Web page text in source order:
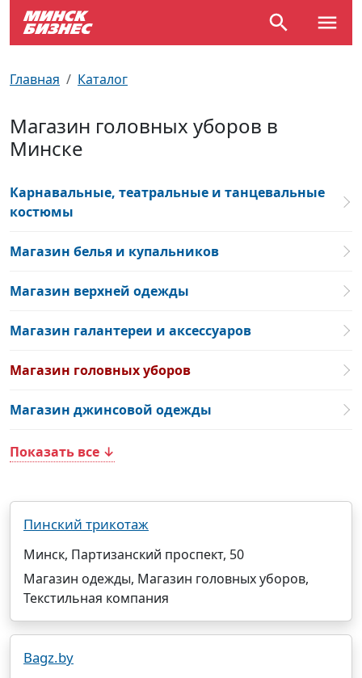
Главная Каталог
Магазин головных уборов в
Минске
Карнавальные, театральные и танцевальные
костюмы
Магазин белья и купальников
Магазин верхней одежды
Магазин галантереи и аксессуаров
Магазин головных уборов
Магазин джинсовой одежды
Показать все ↓
Пинский трикотаж
Минск, Партизанский проспект, 50
Магазин одежды, Магазин головных уборов,
Текстильная компания
Bagz.by
Возле метро
Почтовые индексы
Улицы Минска
Схема метро
Пробки на дорогах